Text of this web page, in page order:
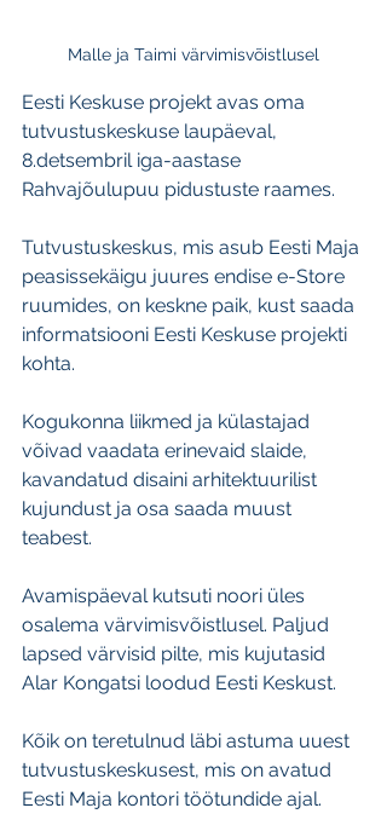
Malle ja Taimi värvimisvõistlusel
Eesti Keskuse projekt avas oma
tutvustuskeskuse laupäeval,
8.detsembril iga-aastase
Rahvajõulupuu pidustuste raames.
Tutvustuskeskus, mis asub Eesti Maja
peasissekäigu juures endise e-Store
ruumides, on keskne paik, kust saada
informatsiooni Eesti Keskuse projekti
kohta.
Kogukonna liikmed ja külastajad
võivad vaadata erinevaid slaide,
kavandatud disaini arhitektuurilist
kujundust ja osa saada muust
teabest.
Avamispäeval kutsuti noori üles
osalema värvimisvõistlusel. Paljud
lapsed värvisid pilte, mis kujutasid
Alar Kongatsi loodud Eesti Keskust.
Kõik on teretulnud läbi astuma uuest
tutvustuskeskusest, mis on avatud
Eesti Maja kontori töötundide ajal.